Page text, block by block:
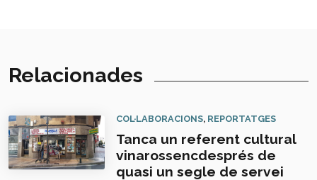
Relacionades
COL·LABORACIONS, REPORTATGES
Tanca un referent cultural
vinarossencdesprés de
quasi un segle de servei